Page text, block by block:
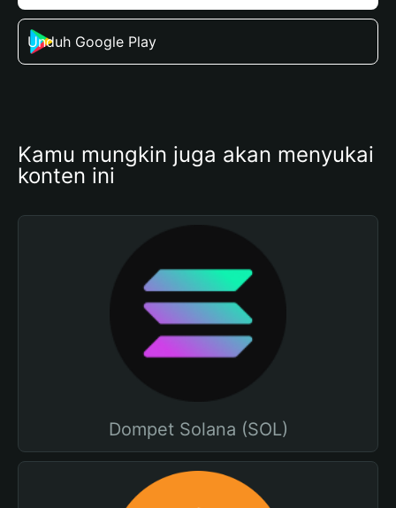
Unduh Google Play
Kamu mungkin juga akan menyukai
konten ini
Dompet Solana (SOL)